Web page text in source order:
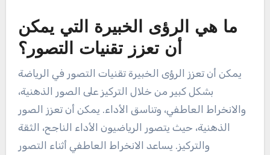
ما هي الرؤى الخبيرة التي يمكن
أن تعزز تقنيات التصور؟
يمكن أن تعزز الرؤى الخبيرة تقنيات التصور في الرياضة
بشكل كبير من خلال التركيز على الصور الذهنية،
والانخراط العاطفي، وتناسق الأداء. يمكن أن تعزز الصور
الذهنية، حيث يتصور الرياضيون الأداء الناجح، الثقة
والتركيز. يساعد الانخراط العاطفي أثناء التصور